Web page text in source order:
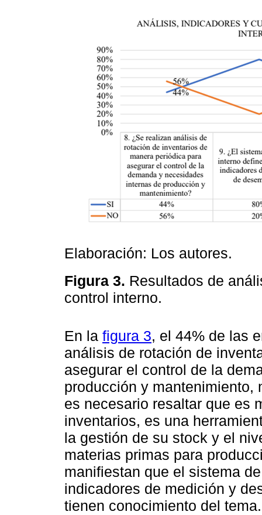
Elaboración: Los autores.
Figura 3. Resultados de
control interno.
En la figura 3, el 44% de las
análisis de rotación de
asegurar el control de la
producción y mantenimiento,
es necesario resaltar que es
inventarios, es una
la gestión de su stock y el
materias primas para
manifiestan que el sistema
indicadores de medición y
tienen conocimiento del tema.